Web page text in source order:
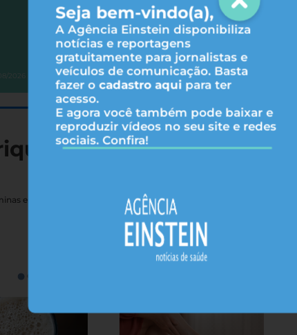
Seja bem-vindo(a),
A Agência Einstein disponibiliza
notícias e reportagens
gratuitamente para jornalistas e
veículos de comunicação. Basta
fazer ocadastro aqui para ter
acesso.
E agora você também pode baixar e
reproduzir vídeos no seu site e redes
sociais. Confira!
2026
Como as terapias-alvo agem no
tratamento do câncer?
Oncologia
nutricional de 19
e sais minerais, alimentos nativos concentram substâncias